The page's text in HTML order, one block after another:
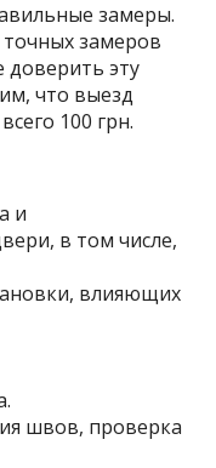
замеры.
замеров
доверить эту
что выезд
100 грн.
и
в том числе,
влияющих
швов, проверка